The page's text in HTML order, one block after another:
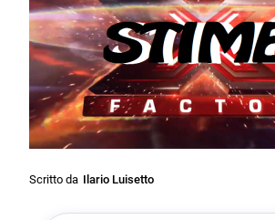
Scritto da Ilario Luisetto